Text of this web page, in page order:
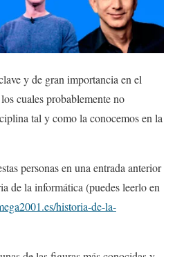
y de gran importancia en el
cuales probablemente no
tal y como la conocemos en la
personas en una entrada anterior
de la informática (puedes leerlo en
historia-de-la-